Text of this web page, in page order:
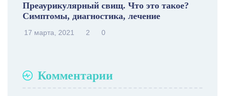
Преаурикулярный свищ. Что это такое?
Симптомы, диагностика, лечение
17 марта, 2021 2 0
Комментарии